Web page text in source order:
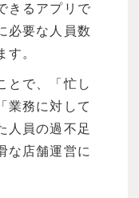
きるアプリで
必要な人員数
す。
とで、「忙し
業務に対して
人員の過不足
な店舗運営に